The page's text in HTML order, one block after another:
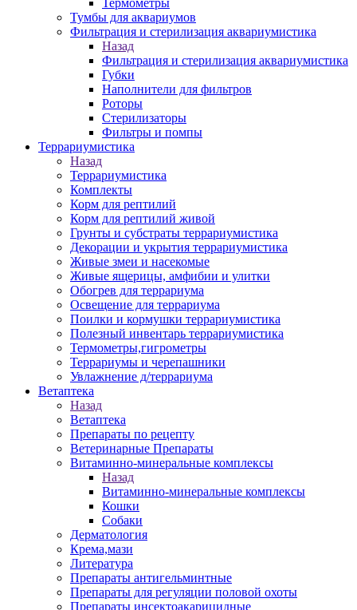
Термометры
Тумбы для аквариумов
Фильтрация и стерилизация аквариумистика
Назад
Фильтрация и стерилизация аквариумистика
Губки
Наполнители для фильтров
Роторы
Стерилизаторы
Фильтры и помпы
Террариумистика
Назад
Террариумистика
Комплекты
Корм для рептилий
Корм для рептилий живой
Грунты и субстраты террариумистика
Декорации и укрытия террариумистика
Живые змеи и насекомые
Живые ящерицы, амфибии и улитки
Обогрев для террариума
Освещение для террариума
Поилки и кормушки террариумистика
Полезный инвентарь террариумистика
Термометры,гигрометры
Террариумы и черепашники
Увлажнение д/террариума
Ветаптека
Назад
Ветаптека
Препараты по рецепту
Ветеринарные Препараты
Витаминно-минеральные комплексы
Назад
Витаминно-минеральные комплексы
Кошки
Собаки
Дерматология
Крема,мази
Литература
Препараты антигельминтные
Препараты для регуляции половой охоты
Препараты инсектоакарицидные